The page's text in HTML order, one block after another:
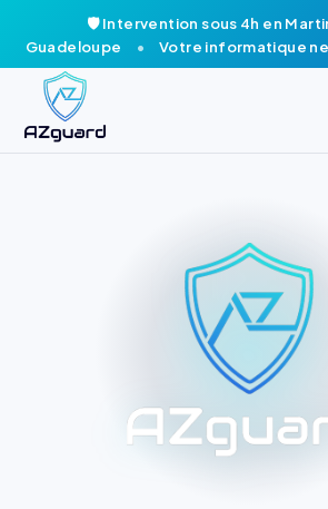
🛡️ Intervention sous 4h en
Guadeloupe
• Votre informatique